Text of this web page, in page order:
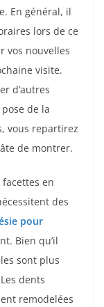
En général, il
lors de ce
vos nouvelles
visite.
d’autres
de la
vous repartirez
de montrer.
en
des
pour
Bien qu’il
sont plus
dents
remodelées